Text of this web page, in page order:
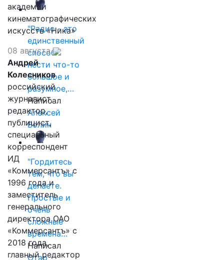
"Радио - это
единственный
способ
нести что-то
большое и
разумное,…
Написал
Алексей
Волин
"Гордитесь
тем, что вы
делаете.
Простые и
очень
сложные
времена…
Написал
Отар
академии
кинематографических
искусств «Ника»
08 августа
Андрей
Колесников
российский
журналист,
редактор,
публицист,
специальный
корреспондент
ИД
«Коммерсантъ» с
1996 года и
заместитель
генерального
директора ОАО
«Коммерсантъ» с
2018 года,
главный редактор